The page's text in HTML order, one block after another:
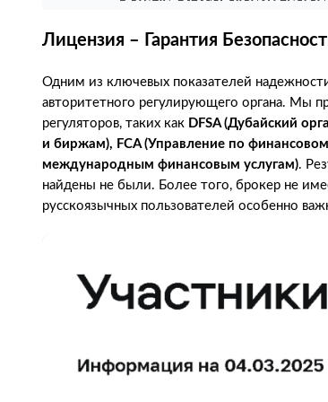
Лицензия – Гарантия
Одним из ключевых показателей
авторитетного регулирующего органа. Мы
регуляторов, таких как DFSA (Дубайский
и биржам), FCA (Управление по
международным финансовым услугам).
найдены не были. Более того, брокер не
русскоязычных пользователей особенно